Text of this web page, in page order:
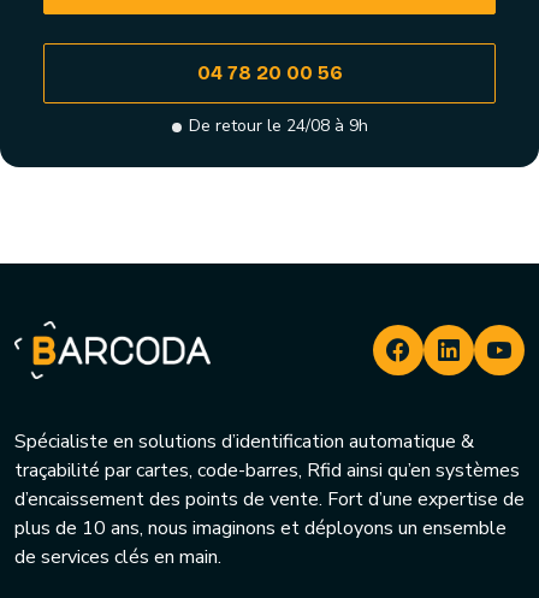
04 78 20 00 56
De retour le 24/08 à 9h
Spécialiste en solutions d’identification automatique &
traçabilité par cartes, code-barres, Rfid ainsi qu’en systèmes
d’encaissement des points de vente. Fort d’une expertise de
plus de 10 ans, nous imaginons et déployons un ensemble
de services clés en main.